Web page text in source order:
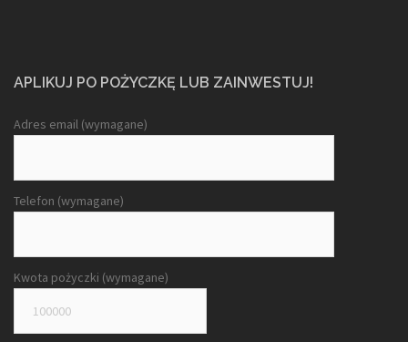
APLIKUJ PO POŻYCZKĘ LUB ZAINWESTUJ!
Adres email (wymagane)
Telefon (wymagane)
Kwota pożyczki (wymagane)